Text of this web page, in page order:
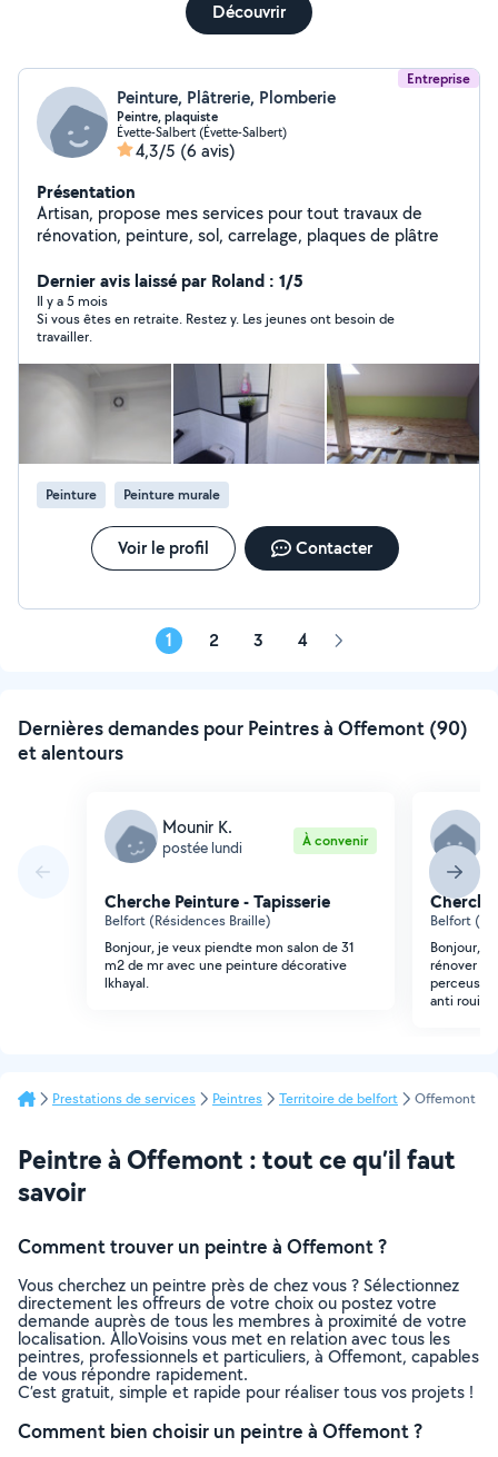
Découvrir
Entreprise
Peinture, Plâtrerie, Plomberie
Peintre, plaquiste
Évette-Salbert (Évette-Salbert)
4,3/5 (6 avis)
Présentation
Artisan, propose mes services pour tout travaux de
rénovation, peinture, sol, carrelage, plaques de plâtre
Dernier avis laissé par Roland : 1/5
Il y a 5 mois
Si vous êtes en retraite. Restez y. Les jeunes ont besoin de
travailler.
Peinture Peinture murale
Voir le profil Contacter
1 2 3 4 Page
Dernières demandes pour Peintres à Offemont (90)
et alentours
Mounir K.
postée lundi À convenir
Cherche Peinture - Tapisserie
Belfort (Résidences Braille)
Bonjour, je veux piendte mon salon de 31
m2 de mr avec une peinture décorative
lkhayal.
Belfort
Bonjour,
rénover
perceuse
anti
Prestations de services Peintres Territoire de belfort Offemont
Peintre à Offemont : tout ce qu’il faut
savoir
Comment trouver un peintre à Offemont ?
Vous cherchez un peintre près de chez vous ? Sélectionnez
directement les offreurs de votre choix ou postez votre
demande auprès de tous les membres à proximité de votre
localisation. AlloVoisins vous met en relation avec tous les
peintres, professionnels et particuliers, à Offemont, capables
de vous répondre rapidement.
C’est gratuit, simple et rapide pour réaliser tous vos projets !
Comment bien choisir un peintre à Offemont ?